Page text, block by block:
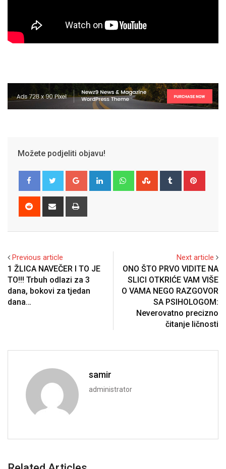
Možete podjeliti objavu!
Google+ LinkedIn WhatsappStumbleUpon
Tumblr
Reddit
Share
Previous article
1 ŽLICA NAVEČER I TO JE
TO!!! Trbuh odlazi za 3
dana, bokovi za tjedan
dana…
Next article
ONO ŠTO PRVO VIDITE NA
SLICI OTKRIĆE VAM VIŠE
O VAMA NEGO RAZGOVOR
SA PSIHOLOGOM:
Neverovatno precizno
čitanje ličnosti
samir
administrator